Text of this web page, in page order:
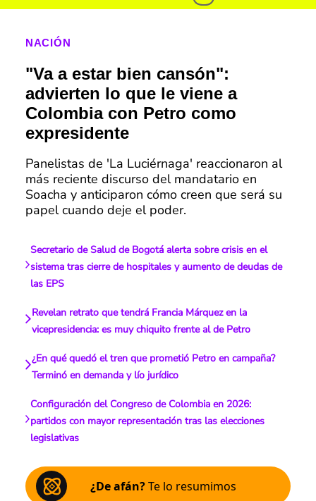
NACIÓN
"Va a estar bien cansón":
advierten lo que le viene a
Colombia con Petro como
expresidente
Panelistas de 'La Luciérnaga' reaccionaron al
más reciente discurso del mandatario en
Soacha y anticiparon cómo creen que será su
papel cuando deje el poder.
Secretario de Salud de Bogotá alerta sobre crisis en el
sistema tras cierre de hospitales y aumento de deudas de
las EPS
Revelan retrato que tendrá Francia Márquez en la
vicepresidencia: es muy chiquito frente al de Petro
¿En qué quedó el tren que prometió Petro en campaña?
Terminó en demanda y lío jurídico
Configuración del Congreso de Colombia en 2026:
partidos con mayor representación tras las elecciones
legislativas
¿De afán?Te lo resumimos